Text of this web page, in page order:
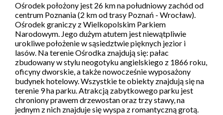
Ośrodek położony jest 26 km na południowy zachód od
centrum Poznania (2 km od trasy Poznań - Wrocław).
Ośrodek graniczy z Wielkopolskim Parkiem
Narodowym. Jego dużym atutem jest niewątpliwie
urokliwe położenie w sąsiedztwie pięknych jezior i
lasów. Na terenie Ośrodka znajdują się: pałac
zbudowany w stylu neogotyku angielskiego z 1866 roku,
oficyny dworskie, a także nowocześnie wyposażony
budynek hotelowy. Wszystkie te obiekty znajdują się na
terenie 9 ha parku. Atrakcją zabytkowego parku jest
chroniony prawem drzewostan oraz trzy stawy, na
jednym z nich znajduje się wyspa z romantyczną grotą.